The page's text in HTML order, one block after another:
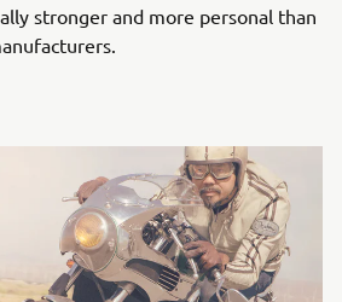
stronger and more personal than